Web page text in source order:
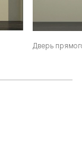
Дверь